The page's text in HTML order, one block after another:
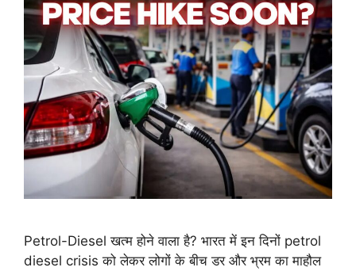
Petrol-Diesel खत्म होने वाला है? भारत में इन दिनों petrol
diesel crisis को लेकर लोगों के बीच डर और भ्रम का माहौल